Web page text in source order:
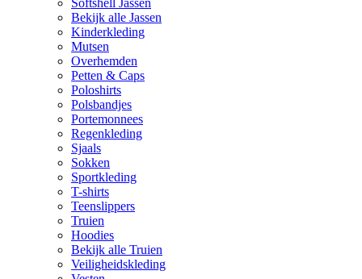
Softshell Jassen
Bekijk alle Jassen
Kinderkleding
Mutsen
Overhemden
Petten & Caps
Poloshirts
Polsbandjes
Portemonnees
Regenkleding
Sjaals
Sokken
Sportkleding
T-shirts
Teenslippers
Truien
Hoodies
Bekijk alle Truien
Veiligheidskleding